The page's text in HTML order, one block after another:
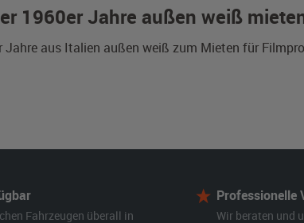
1960er Jahre außen weiß
Jahre aus Italien außen weiß zum Mieten für
Fahrzeugen überall in
Professionelle
Wir beraten und